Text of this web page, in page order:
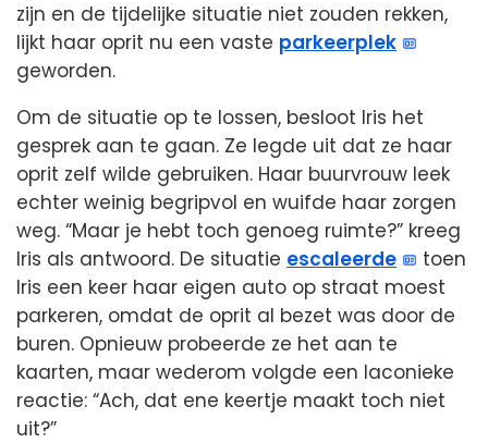
zijn en de tijdelijke situatie niet zouden rekken,
lijkt haar oprit nu een vaste parkeerplek
geworden.
Om de situatie op te lossen, besloot Iris het
gesprek aan te gaan. Ze legde uit dat ze haar
oprit zelf wilde gebruiken. Haar buurvrouw leek
echter weinig begripvol en wuifde haar zorgen
weg. “Maar je hebt toch genoeg ruimte?” kreeg
Iris als antwoord. De situatie escaleerde
toen
Iris een keer haar eigen auto op straat moest
parkeren, omdat de oprit al bezet was door de
buren. Opnieuw probeerde ze het aan te
kaarten, maar wederom volgde een laconieke
reactie: “Ach, dat ene keertje maakt toch niet
uit?”